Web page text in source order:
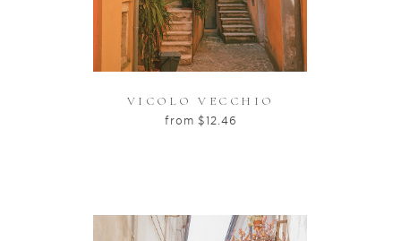
VICOLO VECCHIO
from $12.46